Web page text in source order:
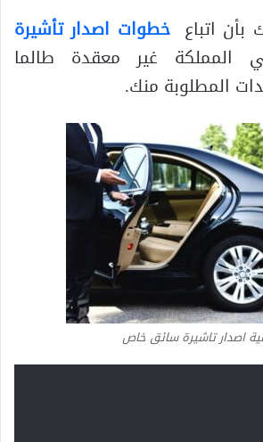
بأن اتباعخطوات اصدار تأشيرة
المملكة غير معقدة طالما
المطلوبة منك.
اصدار تاشيرة سائق خاص